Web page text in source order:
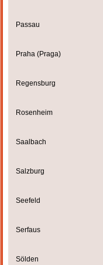
Passau
Praha (Praga)
Regensburg
Rosenheim
Saalbach
Salzburg
Seefeld
Serfaus
Sölden